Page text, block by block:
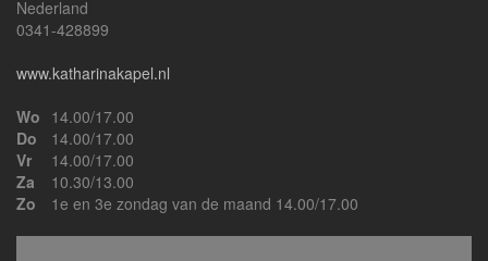
Nederland
0341-428899
www.katharinakapel.nl
Wo 14.00/17.00
Do
14.00/17.00
Vr
14.00/17.00
Za
10.30/13.00
Zo
1e en 3e zondag van de maand 14.00/17.00